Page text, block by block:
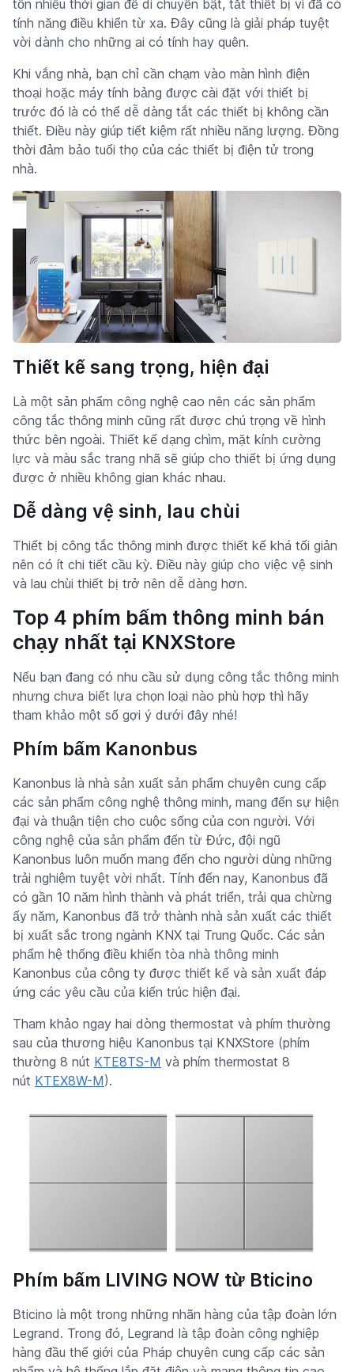
tốn nhiều thời gian để di chuyển bật, tắt thiết bị vì đã có
tính năng điều khiển từ xa. Đây cũng là giải pháp tuyệt
vời dành cho những ai có tính hay quên.
Khi vắng nhà, bạn chỉ cần chạm vào màn hình điện
thoại hoặc máy tính bảng được cài đặt với thiết bị
trước đó là có thể dễ dàng tắt các thiết bị không cần
thiết. Điều này giúp tiết kiệm rất nhiều năng lượng. Đồng
thời đảm bảo tuổi thọ của các thiết bị điện tử trong
nhà.
Thiết kế sang trọng, hiện đại
Là một sản phẩm công nghệ cao nên các sản phẩm
công tắc thông minh cũng rất được chú trọng về hình
thức bên ngoài. Thiết kế dạng chìm, mặt kính cường
lực và màu sắc trang nhã sẽ giúp cho thiết bị ứng dụng
được ở nhiều không gian khác nhau.
Dễ dàng vệ sinh, lau chùi
Thiết bị công tắc thông minh được thiết kế khá tối giản
nên có ít chi tiết cầu kỳ. Điều này giúp cho việc vệ sinh
và lau chùi thiết bị trở nên dễ dàng hơn.
Top 4 phím bấm thông minh bán
chạy nhất tại KNXStore
Nếu bạn đang có nhu cầu sử dụng công tắc thông minh
nhưng chưa biết lựa chọn loại nào phù hợp thì hãy
tham khảo một số gợi ý dưới đây nhé!
Phím bấm Kanonbus
Kanonbus là nhà sản xuất sản phẩm chuyên cung cấp
các sản phẩm công nghệ thông minh, mang đến sự hiện
đại và thuận tiện cho cuộc sống của con người. Với
công nghệ của sản phẩm đến từ Đức, đội ngũ
Kanonbus luôn muốn mang đến cho người dùng những
trải nghiệm tuyệt vời nhất. Tính đến nay, Kanonbus đã
có gần 10 năm hình thành và phát triển, trải qua chừng
ấy năm, Kanonbus đã trở thành nhà sản xuất các thiết
bị xuất sắc trong ngành KNX tại Trung Quốc. Các sản
phẩm hệ thống điều khiển tòa nhà thông minh
Kanonbus của công ty được thiết kế và sản xuất đáp
ứng các yêu cầu của kiến ​​trúc hiện đại.
Tham khảo ngay hai dòng thermostat và phím thường
sau của thương hiệu Kanonbus tại KNXStore (phím
thường 8 nút KTE8TS-M và phím thermostat 8
nút KTEX8W-M).
Phím bấm LIVING NOW từ Bticino
Bticino là một trong những nhãn hàng của tập đoàn lớn
Legrand. Trong đó, Legrand là tập đoàn công nghiệp
hàng đầu thế giới của Pháp chuyên cung cấp các sản